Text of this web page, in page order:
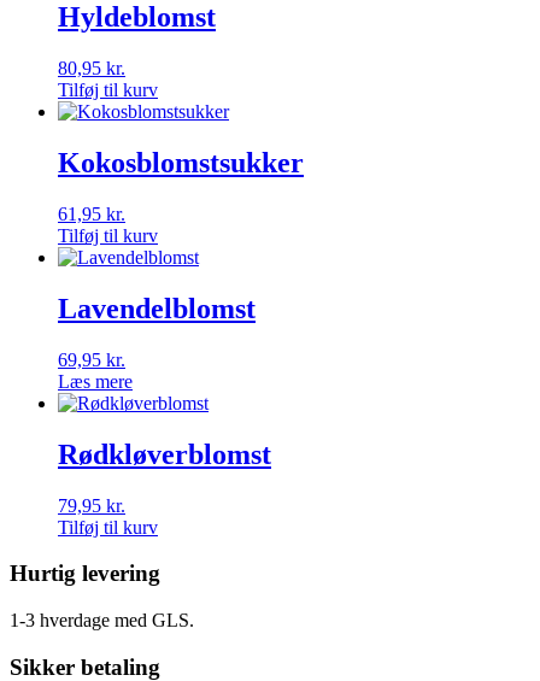
Hyldeblomst
80,95 kr.
Tilføj til kurv
Kokosblomstsukker
61,95 kr.
Tilføj til kurv
Lavendelblomst
69,95 kr.
Læs mere
Rødkløverblomst
79,95 kr.
Tilføj til kurv
Hurtig levering
1-3 hverdage med GLS.
Sikker betaling